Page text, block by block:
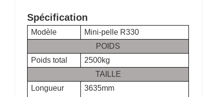
Spécification
Modèle
Mini-pelle R330
POIDS
Poids total
2500kg
TAILLE
Longueur
3635mm